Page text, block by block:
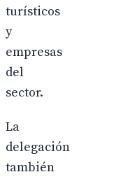
turísticos
y
empresas
del
sector.
La
delegación
también